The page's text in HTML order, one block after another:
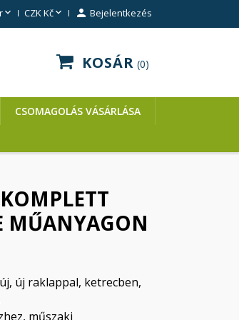
 CZK Kč  Bejelentkezés
KOSÁR 0
CSOMAGOLÁS VÁSÁRLÁSA
MŰANYAGON
új raklappal, ketrecben,
műszaki